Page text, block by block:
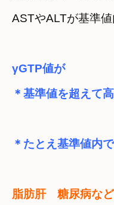
ASTやALTが基準
γGTP値が
＊基準値を超えて
＊たとえ基準値内
脂肪肝　糖尿病な